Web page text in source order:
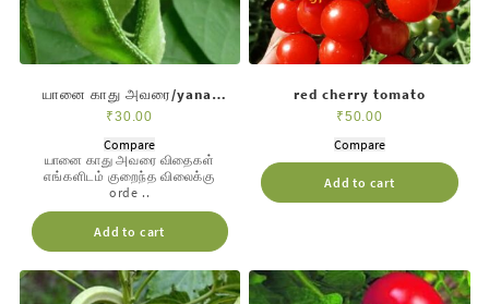
யானை காது அவரை/yanai
kathu avarai
₹30.00
யானை காது அவரை விதைகள்
எங்களிடம் குறைந்த விலைக்கு
orde ..
Add to cart
Compare
red cherry tomato
₹50.00
Add to cart
Compare